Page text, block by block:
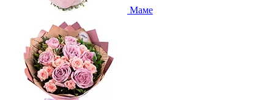
Маме